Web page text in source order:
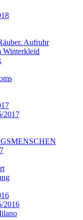
Aufruhr
Winterkleid
2017
2016